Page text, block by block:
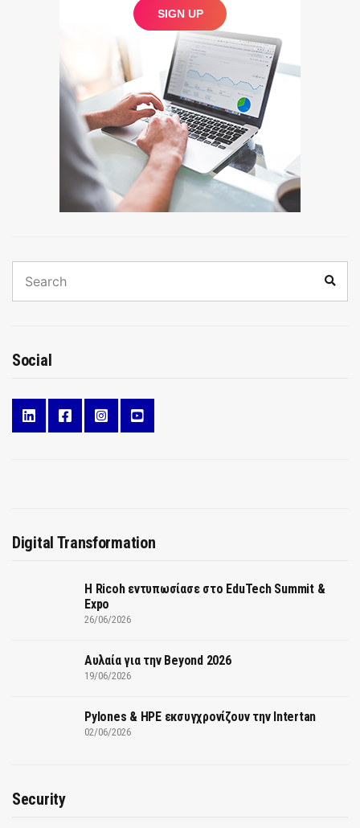
for:
Social
Digital Transformation
Η Ricoh εντυπωσίασε στο EduTech Summit &
Expo
26/06/2026
Αυλαία για την Beyond 2026
19/06/2026
Pylones & HPE εκσυγχρονίζουν την Intertan
02/06/2026
Security